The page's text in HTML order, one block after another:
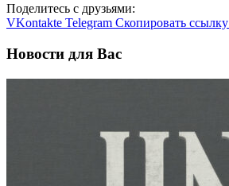
Поделитесь с друзьями:
VKontakte Telegram Скопировать ссылку
Новости для Вас